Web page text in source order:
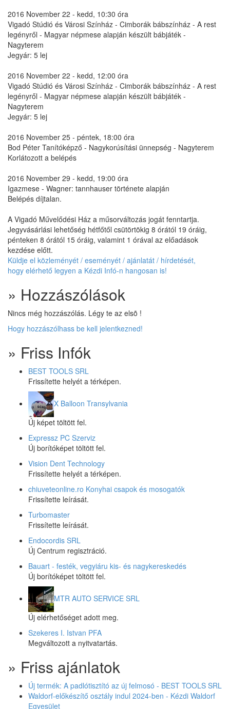
2016 November 22 - kedd, 10:30 óra
Vigadó Stúdió és Városi Színház - Cimborák bábszínház - A rest
legényről - Magyar népmese alapján készült bábjáték -
Nagyterem
Jegyár: 5 lej
2016 November 22 - kedd, 12:00 óra
Vigadó Stúdió és Városi Színház - Cimborák bábszínház - A rest
legényről - Magyar népmese alapján készült bábjáték -
Nagyterem
Jegyár: 5 lej
2016 November 25 - péntek, 18:00 óra
Bod Péter Tanítóképző - Nagykorúsítási ünnepség - Nagyterem
Korlátozott a belépés
2016 November 29 - kedd, 19:00 óra
Igazmese - Wagner: tannhauser története alapján
Belépés díjtalan.
A Vigadó Művelődési Ház a műsorváltozás jogát fenntartja.
Jegyvásárlási lehetőség hétfőtől csütörtökig 8 órától 19 óráig,
pénteken 8 órától 15 óráig, valamint 1 órával az előadások
kezdése előtt.
Küldje el közleményét / eseményét / ajánlatát / hírdetését,
hogy elérhető legyen a Kézdi Infó-n hangosan is!
» Hozzászólások
Nincs még hozzászólás. Légy te az elsõ !
Hogy hozzászólhass be kell jelentkezned!
» Friss Infók
BEST TOOLS SRL
Frissítette helyét a térképen.
X Balloon Transylvania
Új képet töltött fel.
Expressz PC Szerviz
Új borítóképet töltött fel.
Vision Dent Technology
Frissítette helyét a térképen.
chiuveteonline.ro Konyhai csapok és mosogatók
Frissítette leírását.
Turbomaster
Frissítette leírását.
Endocordis SRL
Új Centrum regisztráció.
Bauart - festék, vegyiáru kis- és nagykereskedés
Új borítóképet töltött fel.
MTR AUTO SERVICE SRL
Új elérhetőséget adott meg.
Szekeres I. Istvan PFA
Megváltozott a nyitvatartás.
» Friss ajánlatok
Új termék: A padlótisztító az új felmosó - BEST TOOLS SRL
Waldorf-előkészítő osztály indul 2024-ben - Kézdi Waldorf
Egyesület